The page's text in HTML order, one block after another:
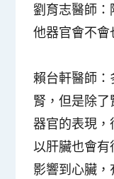
劉育志醫師：
他器官會不會
賴台軒醫師
腎，但是除
器官的表現
以肝臟也會
影響到心臟，